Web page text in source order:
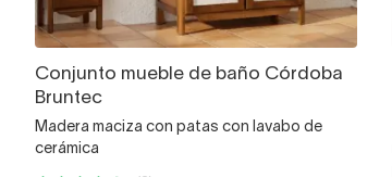
Conjunto mueble de baño Córdoba
Bruntec
Madera maciza con patas con lavabo de
cerámica